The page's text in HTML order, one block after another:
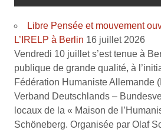
Libre Pensée et mouvement
L’IRELP à Berlin 16 juillet 2026
Vendredi 10 juillet s’est tenue à
publique de grande qualité, à
Fédération Humaniste Allemande
Verband Deutschlands –
locaux de la « Maison de
Schöneberg. Organisée par Olaf